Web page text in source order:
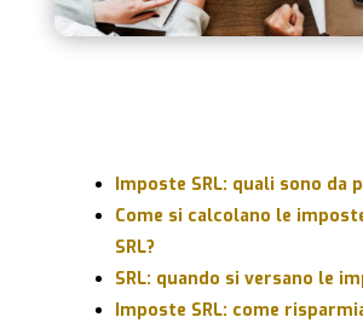
Imposte SRL: quali sono da
Come si calcolano le
SRL?
SRL: quando si versano le
Imposte SRL: come